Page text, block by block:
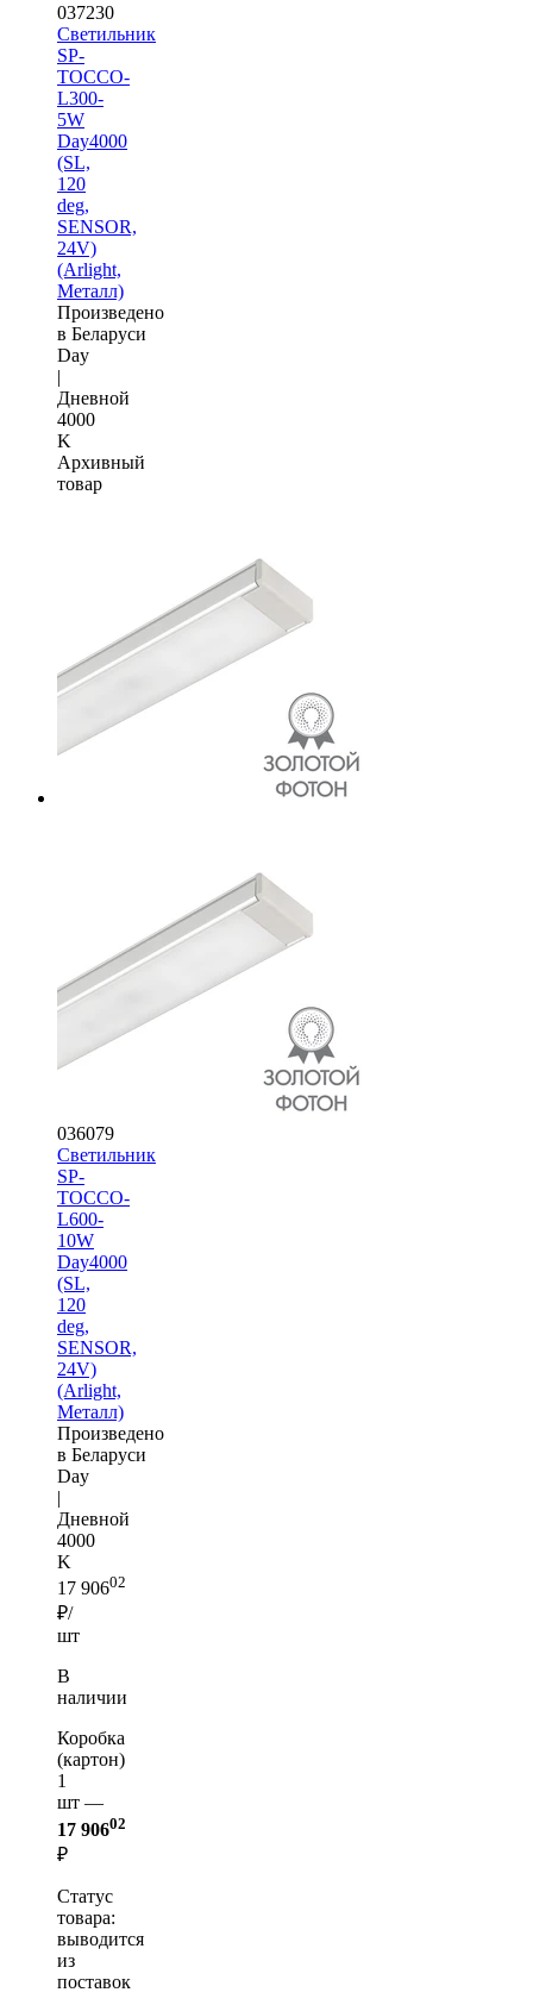
037230
Светильник
SP-
TOCCO-
L300-
5W
Day4000
(SL,
120
deg,
SENSOR,
24V)
(Arlight,
Металл)
Произведено
в Беларуси
Day
|
Дневной
4000
K
Архивный
товар
036079
Светильник
SP-
TOCCO-
L600-
10W
Day4000
(SL,
120
deg,
SENSOR,
24V)
(Arlight,
Металл)
Произведено
в Беларуси
Day
|
Дневной
4000
K
17 90602
₽/
шт
В
наличии
Коробка
(картон)
1
шт —
17 90602
₽
Статус
товара:
выводится
из
поставок